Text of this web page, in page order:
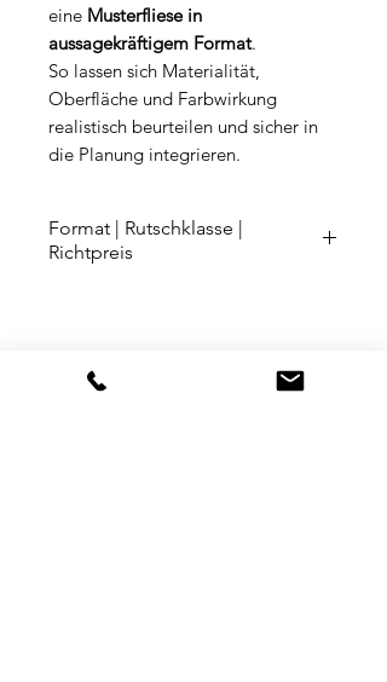
eine Musterfliese in
aussagekräftigem Format.
So lassen sich Materialität,
Oberfläche und Farbwirkung
realistisch beurteilen und sicher in
die Planung integrieren.
Format | Rutschklasse |
Richtpreis
Ähnliche Produkte